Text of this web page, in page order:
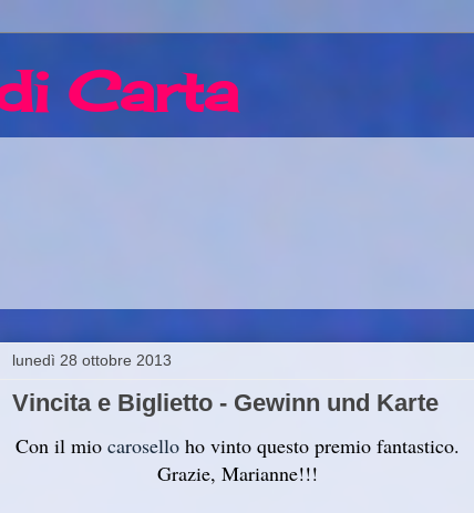
Carta
lunedì 28 ottobre 2013
Vincita e Biglietto - Gewinn und Karte
Con il mio caroselloho vinto questo premio fantastico.
Grazie, Marianne!!!